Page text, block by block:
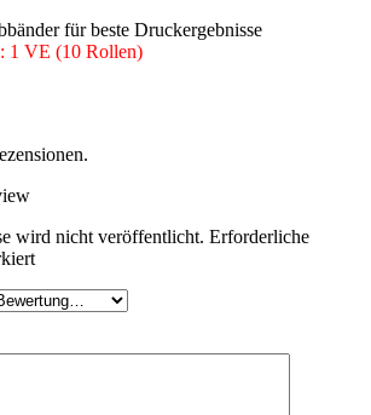
für beste Druckergebnisse
1 VE (10 Rollen)
wird nicht veröffentlicht. Erforderliche